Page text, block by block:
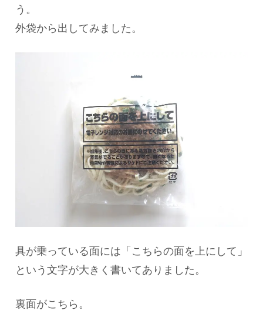
う。
外袋から出してみました。
具が乗っている面には「こちらの面を上にして」
という文字が大きく書いてありました。
裏面がこちら。